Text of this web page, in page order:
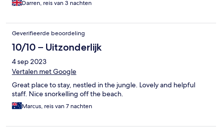
Darren, reis van 3 nachten
Geverifieerde beoordeling
10/10 – Uitzonderlijk
4 sep 2023
Vertalen met Google
Great place to stay, nestled in the jungle. Lovely and helpful
staff. Nice snorkelling off the beach.
Marcus, reis van 7 nachten